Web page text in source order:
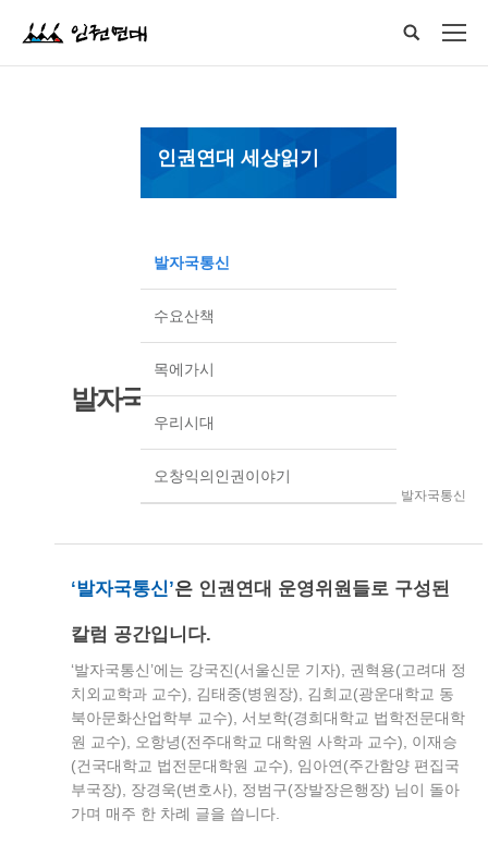
인권연대 세상읽기
발자국통신
수요산책
목에가시
우리시대
오창익의인권이야기
발자국통신
> 인권연대세상읽기 > 발자국통신
‘발자국통신’은 인권연대 운영위원들로 구성된
칼럼 공간입니다.
‘발자국통신’에는 강국진(서울신문 기자), 권혁용(고려대 정
치외교학과 교수), 김태중(병원장), 김희교(광운대학교 동
북아문화산업학부 교수), 서보학(경희대학교 법학전문대학
원 교수), 오항녕(전주대학교 대학원 사학과 교수), 이재승
(건국대학교 법전문대학원 교수), 임아연(주간함양 편집국
부국장), 장경욱(변호사), 정범구(장발장은행장) 님이 돌아
가며 매주 한 차례 글을 씁니다.